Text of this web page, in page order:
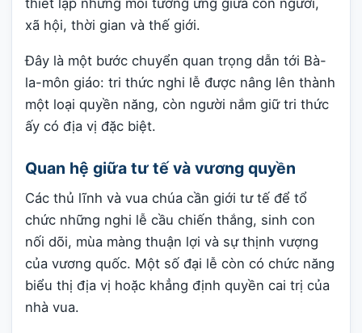
thiết lập những mối tương ứng giữa con người,
xã hội, thời gian và thế giới.
Đây là một bước chuyển quan trọng dẫn tới Bà-
la-môn giáo: tri thức nghi lễ được nâng lên thành
một loại quyền năng, còn người nắm giữ tri thức
ấy có địa vị đặc biệt.
Quan hệ giữa tư tế và vương quyền
Các thủ lĩnh và vua chúa cần giới tư tế để tổ
chức những nghi lễ cầu chiến thắng, sinh con
nối dõi, mùa màng thuận lợi và sự thịnh vượng
của vương quốc. Một số đại lễ còn có chức năng
biểu thị địa vị hoặc khẳng định quyền cai trị của
nhà vua.